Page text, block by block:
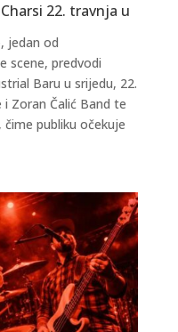
22. travnja u
jedan od
scene, predvodi
Baru u srijedu, 22.
Zoran Čalić Band te
publiku očekuje